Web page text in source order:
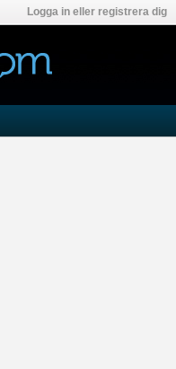
Logga in eller registrera dig